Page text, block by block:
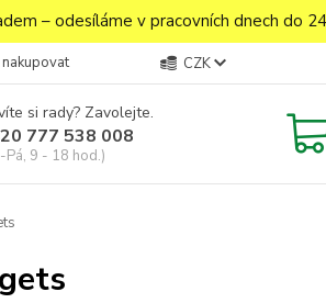
– odesíláme v pracovních dnech do
nakupovat CZK
si rady? Zavolejte.
777 538 008
Pá, 9 - 18 hod.)